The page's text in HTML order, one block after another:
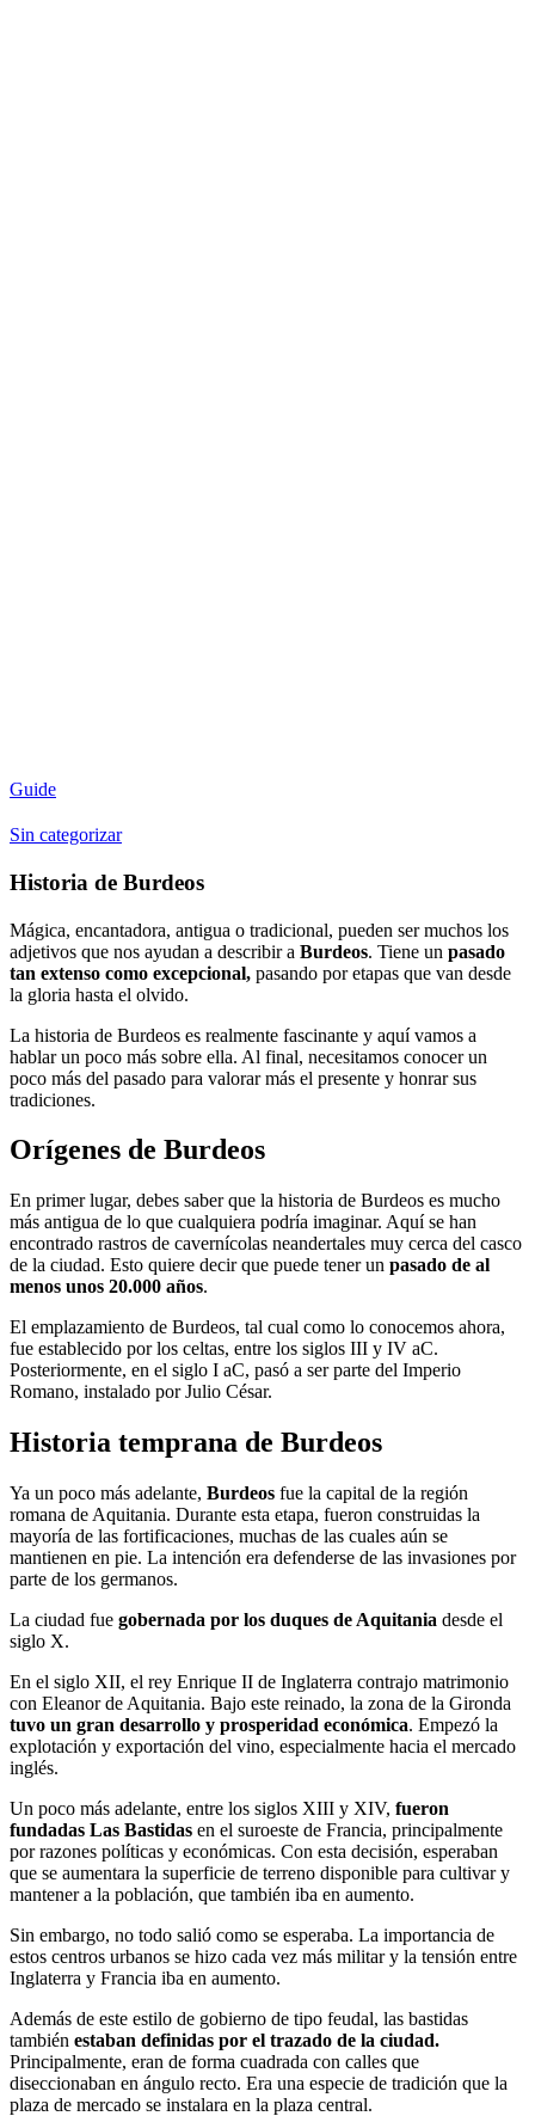
Guide
Sin categorizar
Historia de Burdeos
Mágica, encantadora, antigua o tradicional, pueden ser muchos los
adjetivos que nos ayudan a describir a Burdeos. Tiene un pasado
tan extenso como excepcional, pasando por etapas que van desde
la gloria hasta el olvido.
La historia de Burdeos es realmente fascinante y aquí vamos a
hablar un poco más sobre ella. Al final, necesitamos conocer un
poco más del pasado para valorar más el presente y honrar sus
tradiciones.
Orígenes de Burdeos
En primer lugar, debes saber que la historia de Burdeos es mucho
más antigua de lo que cualquiera podría imaginar. Aquí se han
encontrado rastros de cavernícolas neandertales muy cerca del casco
de la ciudad. Esto quiere decir que puede tener un pasado de al
menos unos 20.000 años.
El emplazamiento de Burdeos, tal cual como lo conocemos ahora,
fue establecido por los celtas, entre los siglos III y IV aC.
Posteriormente, en el siglo I aC, pasó a ser parte del Imperio
Romano, instalado por Julio César.
Historia temprana de Burdeos
Ya un poco más adelante, Burdeos fue la capital de la región
romana de Aquitania. Durante esta etapa, fueron construidas la
mayoría de las fortificaciones, muchas de las cuales aún se
mantienen en pie. La intención era defenderse de las invasiones por
parte de los germanos.
La ciudad fue gobernada por los duques de Aquitania desde el
siglo X.
En el siglo XII, el rey Enrique II de Inglaterra contrajo matrimonio
con Eleanor de Aquitania. Bajo este reinado, la zona de la Gironda
tuvo un gran desarrollo y prosperidad económica. Empezó la
explotación y exportación del vino, especialmente hacia el mercado
inglés.
Un poco más adelante, entre los siglos XIII y XIV, fueron
fundadas Las Bastidas en el suroeste de Francia, principalmente
por razones políticas y económicas. Con esta decisión, esperaban
que se aumentara la superficie de terreno disponible para cultivar y
mantener a la población, que también iba en aumento.
Sin embargo, no todo salió como se esperaba. La importancia de
estos centros urbanos se hizo cada vez más militar y la tensión entre
Inglaterra y Francia iba en aumento.
Además de este estilo de gobierno de tipo feudal, las bastidas
también estaban definidas por el trazado de la ciudad.
Principalmente, eran de forma cuadrada con calles que
diseccionaban en ángulo recto. Era una especie de tradición que la
plaza de mercado se instalara en la plaza central.